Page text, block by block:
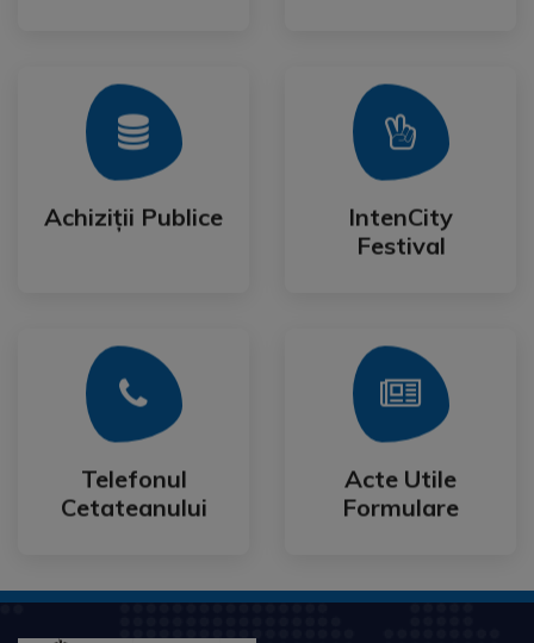
Achiziții Publice
Achiziții Publice
Mai Mult
IntenCity
Festival
IntenCity
Festival
Mai Mult
Telefonul
Cetateanului
Telefonul
Cetateanului
Mai Mult
Acte Utile
Formulare
Acte Utile
Formulare
Mai Mult